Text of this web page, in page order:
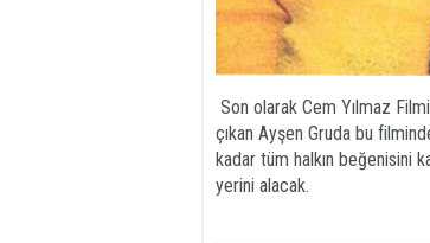
Son olarak Cem Yılmaz
çıkan Ayşen Gruda bu
kadar tüm halkın beğenisini
yerini alacak.